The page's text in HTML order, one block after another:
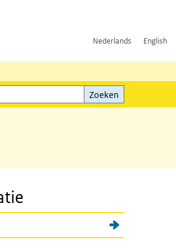
Nederlands English
Zoeken